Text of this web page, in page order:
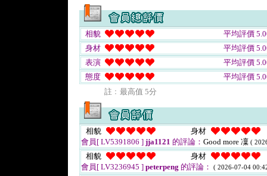
相貌
平均評價
身材
平均評價
表演
平均評價
態度
平均評價
註﹕最高值 5分
相貌
身材
會員[ LV5391806 ] jja1121 的評論： Good more 凜 (
相貌
身材
會員[ LV3236945 ] peterpeng 的評論： ( 2026-07-04